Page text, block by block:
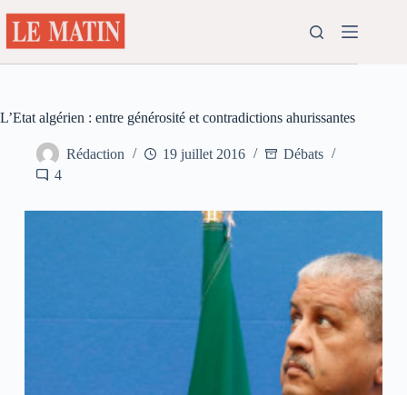
au
contenu
L’Etat algérien : entre générosité et contradictions ahurissantes
Rédaction 19 juillet 2016
Débats
4